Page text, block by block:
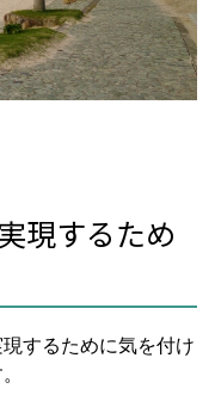
現するため
するために気を付け